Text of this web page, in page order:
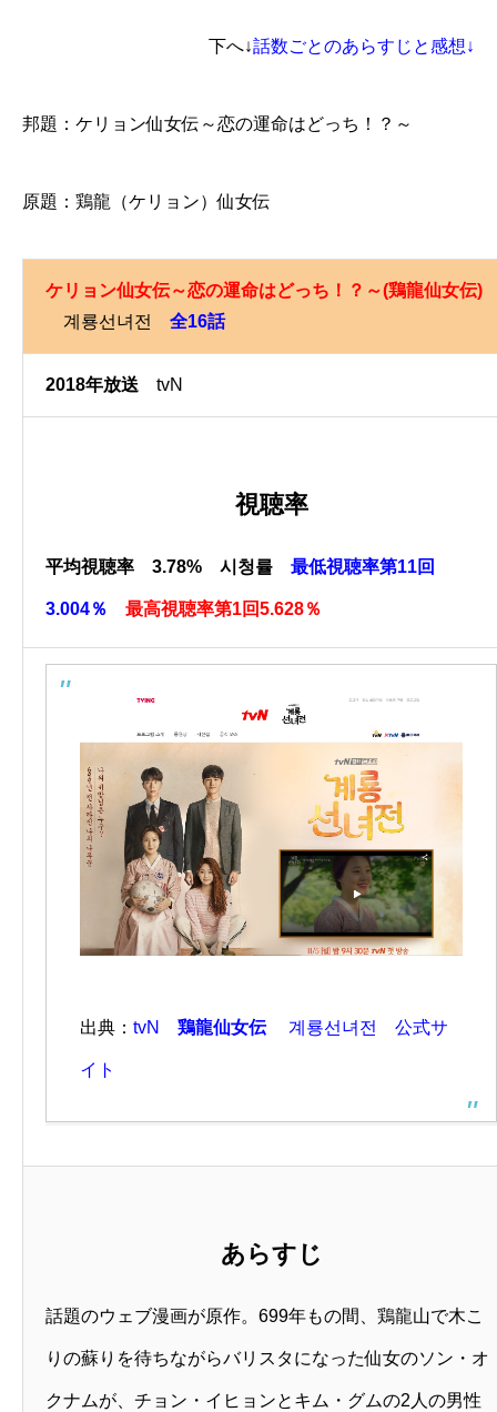
下へ↓話数ごとのあらすじと感想↓
邦題：ケリョン仙女伝～恋の運命はどっち！？～
原題：鶏龍（ケリョン）仙女伝
ケリョン仙女伝～恋の運命はどっち！？～(鶏龍仙女伝)
계룡선녀전 全16話
2018年放送 tvN
視聴率
平均視聴率 3.78% 시청률 最低視聴率第11回
3.004％ 最高視聴率第1回5.628％
出典： tvN 鶏龍仙女伝 계룡선녀전 公式サ
イト
あらすじ
話題のウェブ漫画が原作。699年もの間、鶏龍山で木こ
りの蘇りを待ちながらバリスタになった仙女のソン・オ
クナムが、チョン・イヒョンとキム・グムの2人の男性